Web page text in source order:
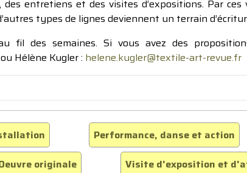
entretiens et des visites d’expositions. Par
types de lignes deviennent un terrain
fil des semaines. Si vous avez des
ou Hélène Kugler : helene.kugler@textile-art-revue.fr
Performance, danse et action
originale
Visite d'exposition et